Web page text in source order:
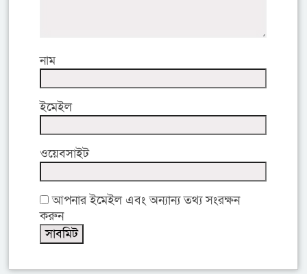
নাম
ইমেইল
ওয়েবসাইট
আপনার ইমেইল এবং অন্যান্য তথ্য সংরক্ষন
করুন